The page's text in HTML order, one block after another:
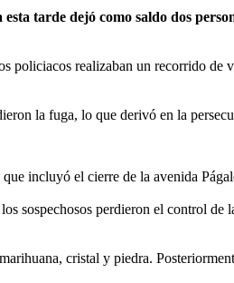
tarde dejó como saldo dos
policiacos realizaban un recorrido
la fuga, lo que derivó en la
incluyó el cierre de la avenida
sospechosos perdieron el control
cristal y piedra.